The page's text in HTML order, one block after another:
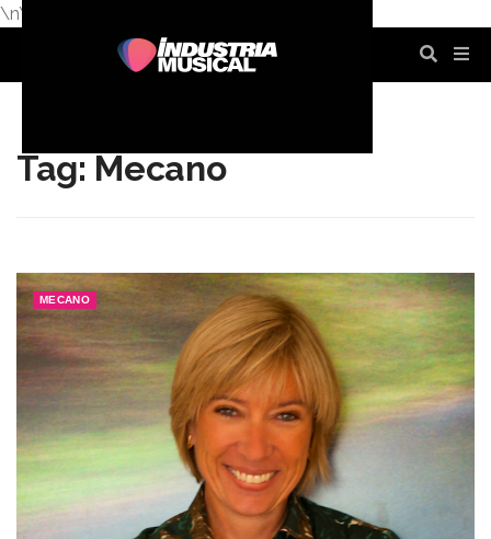
\n\n
Tag: Mecano
MECANO